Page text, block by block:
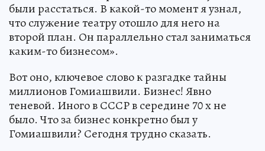
были расстаться. В какой-то момент я узнал,
что служение театру отошло для него на
второй план. Он параллельно стал заниматься
каким-то бизнесом».
Вот оно, ключевое слово к разгадке тайны
миллионов Гомиашвили. Бизнес! Явно
теневой. Иного в СССР в середине 70 х не
было. Что за бизнес конкретно был у
Гомиашвили? Сегодня трудно сказать.